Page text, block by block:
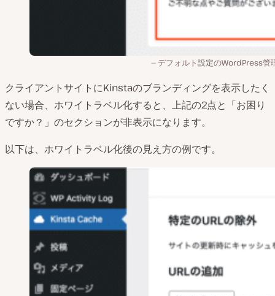
デフォルト設定のWordPress管
クライアントサイトにKinstaのブランディングを表示したく
ない場合、ホワイトラベル化すると、上記の2点と「お困り
ですか？」のセクションが非表示になります。
以下は、ホワイトラベル化後の見え方の例です。